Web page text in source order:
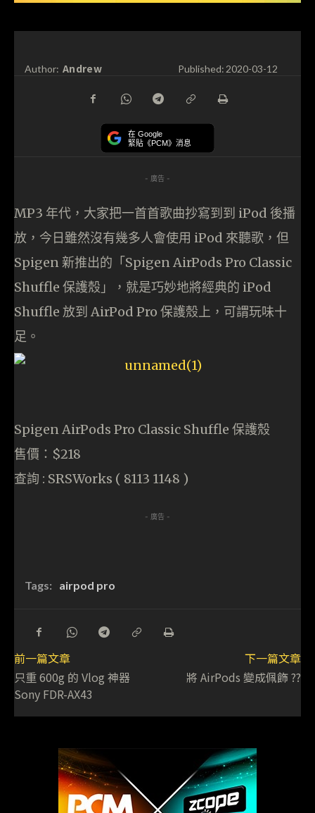
Author: Andrew Published:2020-03-12
在 Google
緊貼《PCM》消息
- 廣告 -
MP3 年代，大家把一首首歌曲抄寫到到 iPod 後播
放，今日雖然沒有幾多人會使用 iPod 來聽歌，但
Spigen 新推出的「Spigen AirPods Pro Classic
Shuffle 保護殼」，就是巧妙地將經典的 iPod
Shuffle 放到 AirPod Pro 保護殼上，可謂玩味十
足。
Spigen AirPods Pro Classic Shuffle 保護殼
售價：$218
查詢 : SRSWorks ( 8113 1148 )
- 廣告 -
Tags: airpod pro
前一篇文章
只重 600g 的 Vlog 神器
Sony FDR-AX43
下一篇文章
將 AirPods 變成佩飾 ??